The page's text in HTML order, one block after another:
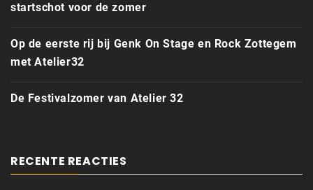
startschot voor de zomer
Op de eerste rij bij Genk On Stage en Rock Zottegem
met Atelier32
De Festivalzomer van Atelier 32
RECENTE REACTIES